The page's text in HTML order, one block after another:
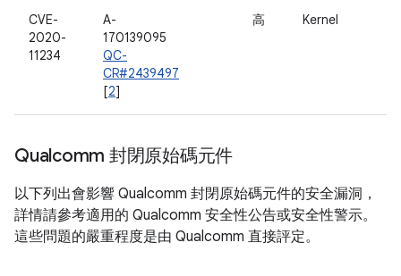
CVE-
2020-
11234
A-
170139095
QC-
CR#2439497
[2]
高 Kernel
Qualcomm 封閉原始碼元件
以下列出會影響 Qualcomm 封閉原始碼元件的安全漏洞，
詳情請參考適用的 Qualcomm 安全性公告或安全性警示。
這些問題的嚴重程度是由 Qualcomm 直接評定。